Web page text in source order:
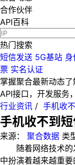
合作伙伴
API百科
热门搜索
短信发送 5G基站 身
票 实名认证
掌握聚合最新动态
API接口，开发服务
行业资讯 / 手机收
手机收不到
来源： 聚合数据 类
随着网络技术的
中扮演着越来越重